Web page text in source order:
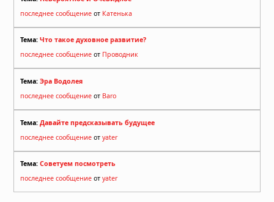
последнее сообщение от Катенька
Тема: Что такое духовное развитие?
последнее сообщение от Проводник
Тема: Эра Водолея
последнее сообщение от Baro
Тема: Давайте предсказывать будущее
последнее сообщение от yater
Тема: Советуем посмотреть
последнее сообщение от yater